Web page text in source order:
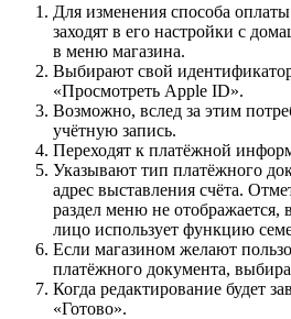
Для изменения способа
заходят в его настройки с
в меню магазина.
Выбирают свой
«Просмотреть Apple ID».
Возможно, вслед за этим
учётную запись.
Переходят к платёжной
Указывают тип платёжного
адрес выставления счёта.
раздел меню не отображается,
лицо использует функцию
Если магазином желают
платёжного документа,
Когда редактирование будет
«Готово».